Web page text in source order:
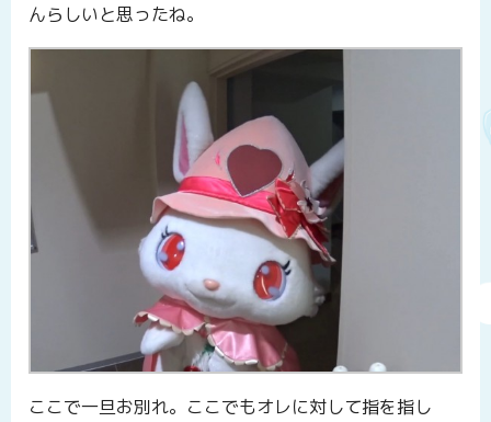
んらしいと思ったね。
ここで一旦お別れ。ここでもオレに対して指を指し